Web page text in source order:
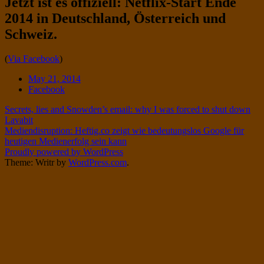
Twitter
on
Instagram
2014 in Deutschland, Österreich und
Schweiz.
Standard
(Via Facebook)
Date
May 21, 2014
Tags
Facebook
Post
navigation
Secrets, lies and Snowden’s email: why I was forced to shut down
Lavabit
Mediendisruption: Heftig.co zeigt wie bedeutungslos Google für
heutigen Medienerfolg sein kann
Proudly powered by WordPress
Theme: Writr by WordPress.com.